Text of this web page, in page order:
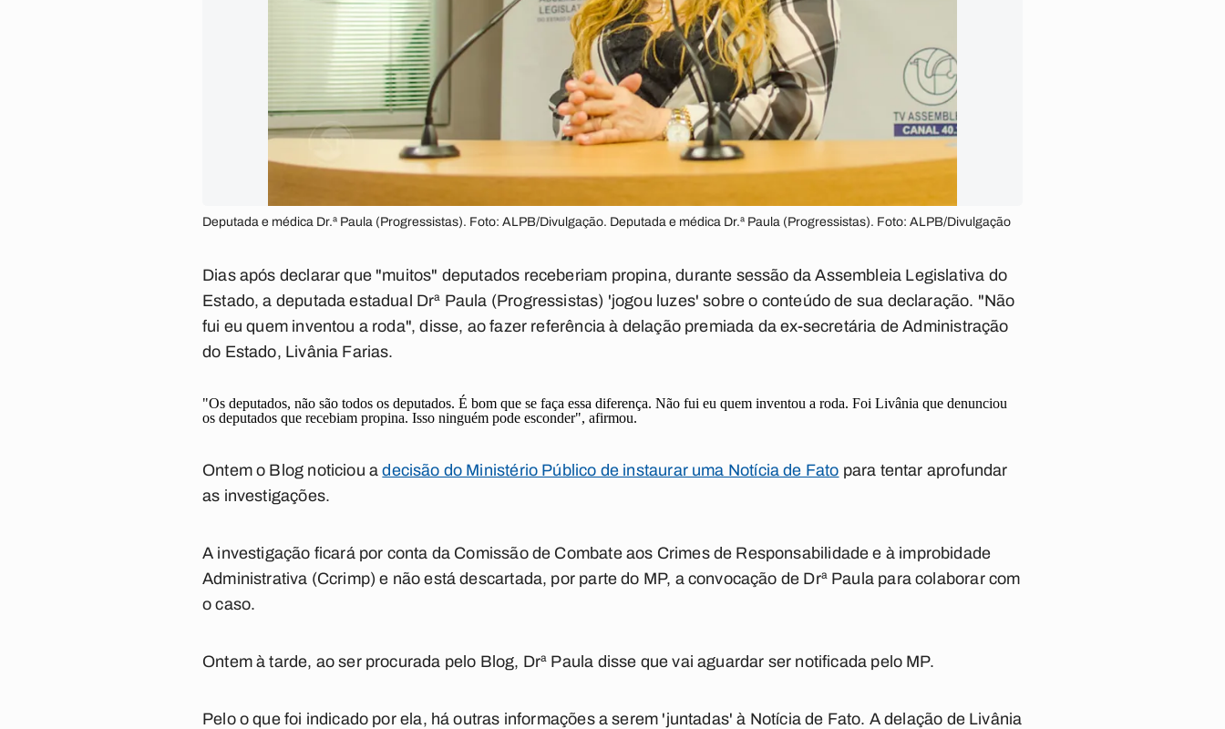
Deputada e médica Dr.ª Paula (Progressistas). Foto: ALPB/Divulgação. Deputada e médica Dr.ª Paula (Progressistas). Foto: ALPB/Divulgação
Dias após declarar que "muitos" deputados receberiam propina, durante sessão da Assembleia Legislativa do
Estado, a deputada estadual Drª Paula (Progressistas) 'jogou luzes' sobre o conteúdo de sua declaração. "Não
fui eu quem inventou a roda", disse, ao fazer referência à delação premiada da ex-secretária de Administração
do Estado, Livânia Farias.
"Os deputados, não são todos os deputados. É bom que se faça essa diferença. Não fui eu quem inventou a roda. Foi Livânia que denunciou
os deputados que recebiam propina. Isso ninguém pode esconder", afirmou.
Ontem o Blog noticiou adecisão do Ministério Público de instaurar uma Notícia de Fato para tentar aprofundar
as investigações.
A investigação ficará por conta da Comissão de Combate aos Crimes de Responsabilidade e à improbidade
Administrativa (Ccrimp) e não está descartada, por parte do MP, a convocação de Drª Paula para colaborar com
o caso.
Ontem à tarde, ao ser procurada pelo Blog, Drª Paula disse que vai aguardar ser notificada pelo MP.
Pelo o que foi indicado por ela, há outras informações a serem 'juntadas' à Notícia de Fato. A delação de Livânia